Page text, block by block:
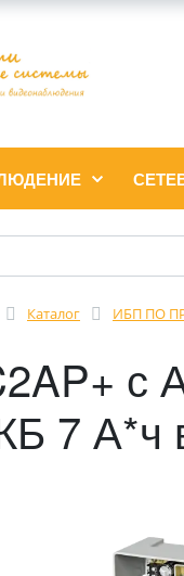
Каталог ИБП ПО
с
7 А*ч